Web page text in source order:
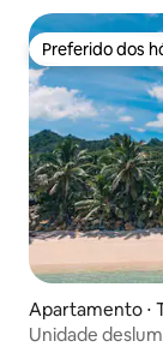
Preferido dos
Preferido dos
Apartamento ⋅
Unidade